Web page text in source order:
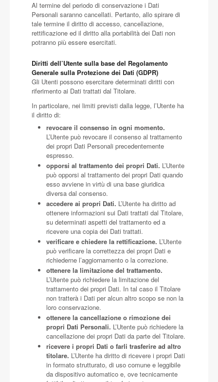
Al termine del periodo di conservazione i Dati
Personali saranno cancellati. Pertanto, allo spirare di
tale termine il diritto di accesso, cancellazione,
rettificazione ed il diritto alla portabilità dei Dati non
potranno più essere esercitati.
Diritti dell’Utente sulla base del Regolamento
Generale sulla Protezione dei Dati (GDPR)
Gli Utenti possono esercitare determinati diritti con
riferimento ai Dati trattati dal Titolare.
In particolare, nei limiti previsti dalla legge, l’Utente ha
il diritto di:
revocare il consenso in ogni momento.
L’Utente può revocare il consenso al trattamento
dei propri Dati Personali precedentemente
espresso.
opporsi al trattamento dei propri Dati. L’Utente
può opporsi al trattamento dei propri Dati quando
esso avviene in virtù di una base giuridica
diversa dal consenso.
accedere ai propri Dati. L’Utente ha diritto ad
ottenere informazioni sui Dati trattati dal Titolare,
su determinati aspetti del trattamento ed a
ricevere una copia dei Dati trattati.
verificare e chiedere la rettificazione. L’Utente
può verificare la correttezza dei propri Dati e
richiederne l’aggiornamento o la correzione.
ottenere la limitazione del trattamento.
L’Utente può richiedere la limitazione del
trattamento dei propri Dati. In tal caso il Titolare
non tratterà i Dati per alcun altro scopo se non la
loro conservazione.
ottenere la cancellazione o rimozione dei
propri Dati Personali. L’Utente può richiedere la
cancellazione dei propri Dati da parte del Titolare.
ricevere i propri Dati o farli trasferire ad altro
titolare. L’Utente ha diritto di ricevere i propri Dati
in formato strutturato, di uso comune e leggibile
da dispositivo automatico e, ove tecnicamente